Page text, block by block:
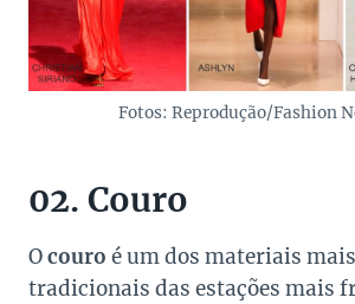
Fotos: Reprodução/Fashion
02. Couro
Ocouro é um dos materiais
tradicionais das estações mais